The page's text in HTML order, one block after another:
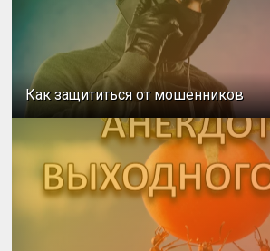
Как защититься от мошенников